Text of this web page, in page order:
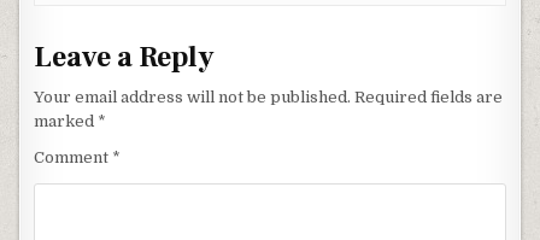
Leave a Reply
Your email address will not be published. Required fields are
marked *
Comment *